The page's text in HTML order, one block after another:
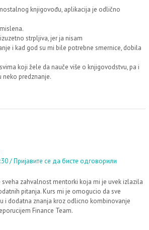
knjigovođu, aplikacija je odlično
strpljiva, jer ja nisam
i kad god su mi bile potrebne smernice, dobila
koji žele da nauče više o knjigovodstvu, pa i
predznanje.
Пријавите се да бисте одговорили
sveha zahvalnost mentorki koja mi je uvek izlazila
pitanja. Kurs mi je omogucio da sve
i dodatna znanja kroz odlicno kombinovanje
Finance Team.